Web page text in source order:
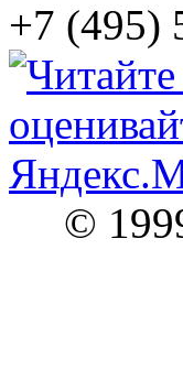
+7 (495)
©